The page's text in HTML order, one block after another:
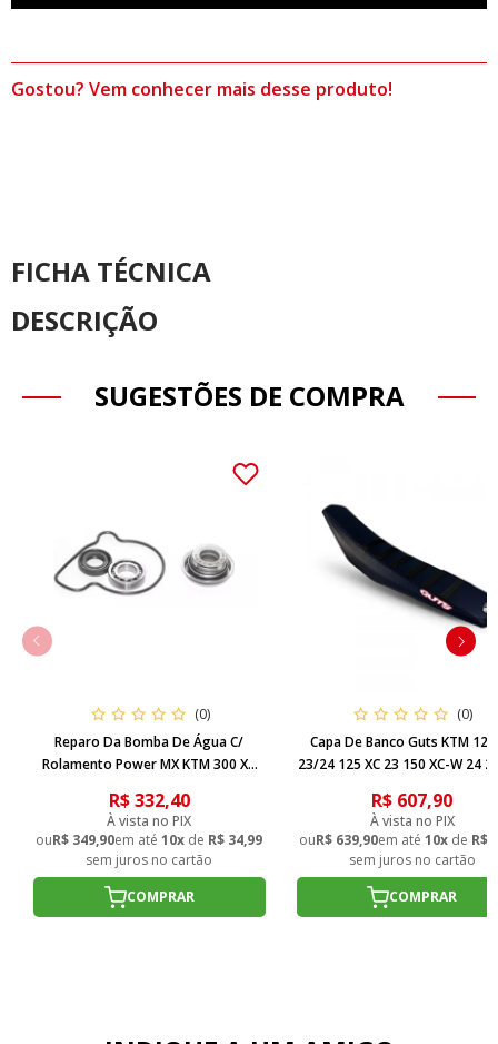
Gostou? Vem conhecer mais desse produto!
FICHA TÉCNICA
DESCRIÇÃO
SUGESTÕES DE COMPRA
(0)
Reparo Da Bomba De Água C/
Rolamento Power MX KTM 300 XC
R$ 332,40
À vista no PIX
ouR$ 349,90em até10x de R$ 34,99
sem juros no cartão
COMPRAR
(0)
Capa De Banco Guts KTM 125
23/24 125 XC 23 150 XC-W 24
R$ 607,90
À vista no PIX
ouR$ 639,90em até 10xde R$
sem juros no cartão
COMPRAR